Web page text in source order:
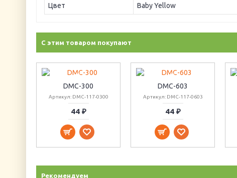
Цвет Baby Yellow
С этим товаром покупают
DMC-300
Артикул: DMC-117-0300
44 ₽
DMC-603
Артикул: DMC-117-0603
44 ₽
Рекомендуем